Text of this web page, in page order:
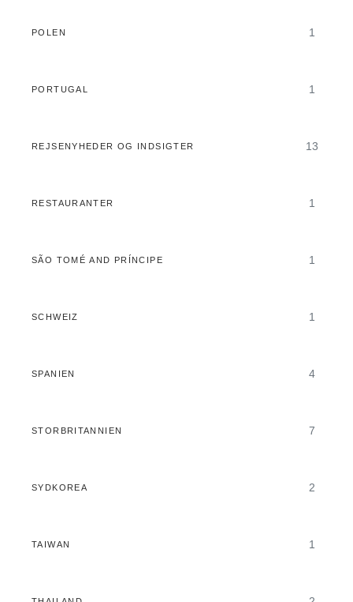
POLEN 1
PORTUGAL 1
REJSENYHEDER OG INDSIGTER 13
RESTAURANTER 1
SÃO TOMÉ AND PRÍNCIPE 1
SCHWEIZ 1
SPANIEN 4
STORBRITANNIEN 7
SYDKOREA 2
TAIWAN 1